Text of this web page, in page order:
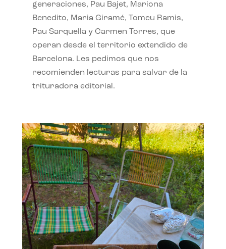
generaciones, Pau Bajet, Mariona
Benedito, Maria Giramé, Tomeu Ramis,
Pau Sarquella y Carmen Torres, que
operan desde el territorio extendido de
Barcelona. Les pedimos que nos
recomienden lecturas para salvar de la
trituradora editorial.